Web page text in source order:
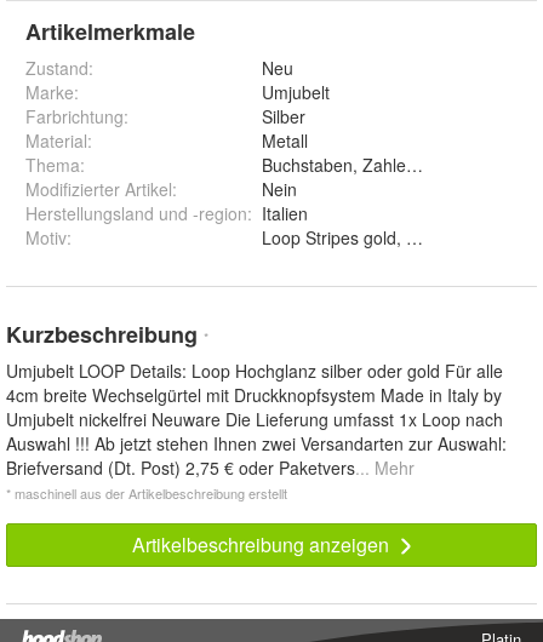
Artikelmerkmale
Zustand:
Neu
Marke:
Umjubelt
Farbrichtung:
Silber
Material:
Metall
Thema:
Buchstaben, Zahlen & Symbole
Modifizierter Artikel:
Nein
Herstellungsland und -region: Italien
Motiv:
Kurzbeschreibung *
Umjubelt LOOP Details: Loop Hochglanz silber oder gold Für alle
4cm breite Wechselgürtel mit Druckknopfsystem Made in Italy by
Umjubelt nickelfrei Neuware Die Lieferung umfasst 1x Loop nach
Auswahl !!! Ab jetzt stehen Ihnen zwei Versandarten zur Auswahl:
Briefversand (Dt. Post) 2,75 € oder Paketvers... Mehr
* maschinell aus der Artikelbeschreibung erstellt
Artikelbeschreibung anzeigen